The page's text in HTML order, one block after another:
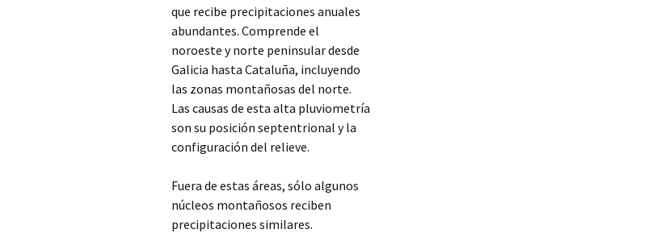
que recibe precipitaciones anuales
abundantes. Comprende el
noroeste y norte peninsular desde
Galicia hasta Cataluña, incluyendo
las zonas montañosas del norte.
Las causas de esta alta pluviometría
son su posición septentrional y la
configuración del relieve.
Fuera de estas áreas, sólo algunos
núcleos montañosos reciben
precipitaciones similares.